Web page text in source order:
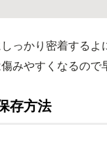
っかり密着する
みやすくなるので
存方法